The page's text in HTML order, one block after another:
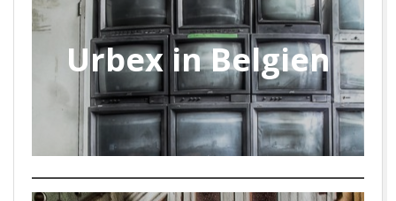
Urbex in Belgien